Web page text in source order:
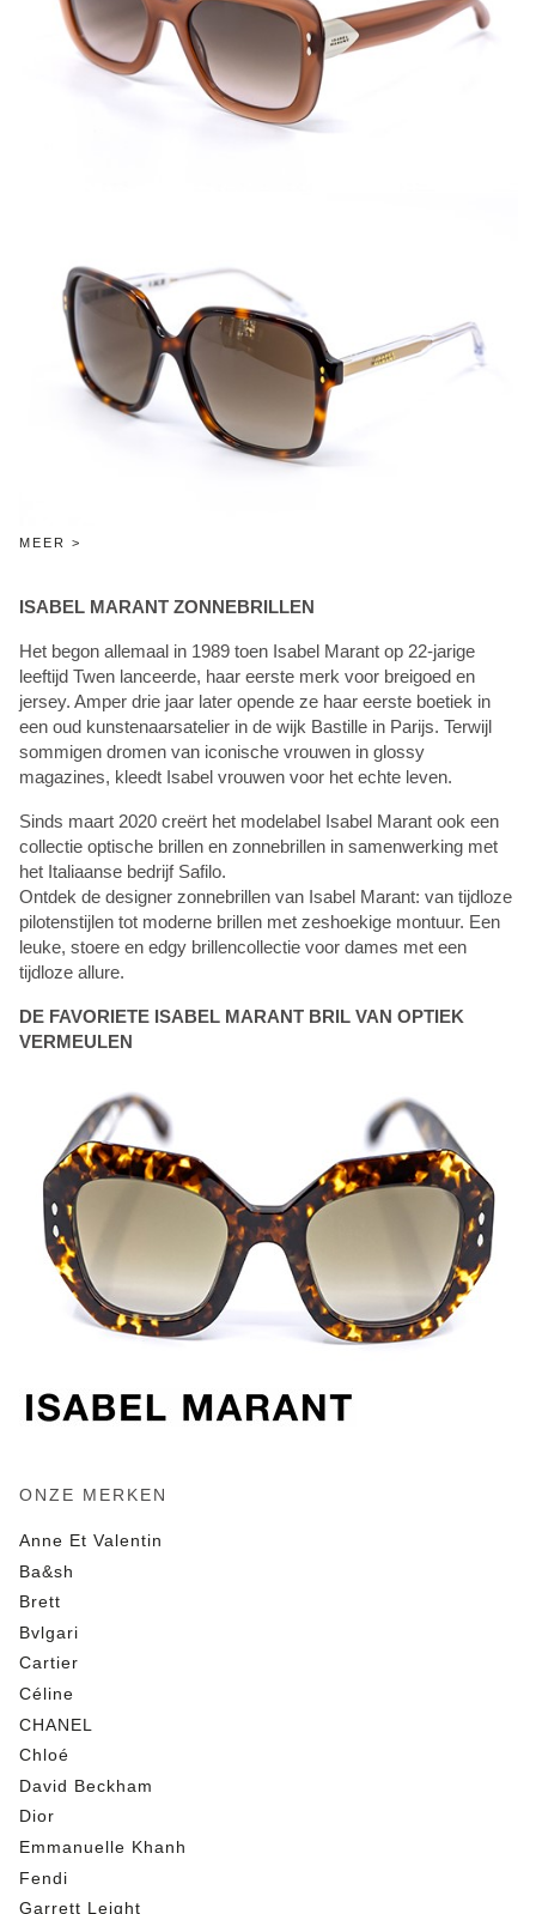
MEER >
ISABEL MARANT ZONNEBRILLEN
Het begon allemaal in 1989 toen Isabel Marant op 22-jarige
leeftijd Twen lanceerde, haar eerste merk voor breigoed en
jersey. Amper drie jaar later opende ze haar eerste boetiek in
een oud kunstenaarsatelier in de wijk Bastille in Parijs. Terwijl
sommigen dromen van iconische vrouwen in glossy
magazines, kleedt Isabel vrouwen voor het echte leven.
Sinds maart 2020 creërt het modelabel Isabel Marant ook een
collectie optische brillen en zonnebrillen in samenwerking met
het Italiaanse bedrijf Safilo.
Ontdek de designer zonnebrillen van Isabel Marant: van tijdloze
pilotenstijlen tot moderne brillen met zeshoekige montuur. Een
leuke, stoere en edgy brillencollectie voor dames met een
tijdloze allure.
DE FAVORIETE ISABEL MARANT BRIL VAN OPTIEK
VERMEULEN
ONZE MERKEN
Anne Et Valentin
Ba&sh
Brett
Bvlgari
Cartier
Céline
CHANEL
Chloé
David Beckham
Dior
Emmanuelle Khanh
Fendi
Garrett Leight